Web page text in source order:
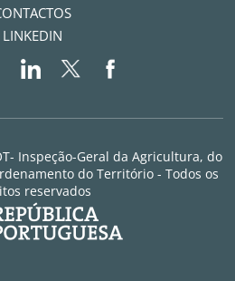
LINKEDIN
Inspeção-Geral da Agricultura, do
do Território - Todos os
reservados